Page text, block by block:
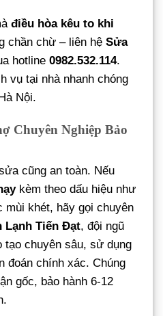
điều hòa kêu to khi
chần chừ – liên hệ Sửa
hotline 0982.532.114.
vụ tại nhà nhanh chóng
Nội.
Chuyên Nghiệp Bảo
cũng an toàn. Nếu
kèm theo dấu hiệu như
mùi khét, hãy gọi chuyên
Lạnh Tiến Đạt, đội ngũ
chuyên sâu, sử dụng
đoán chính xác. Chúng
gốc, bảo hành 6-12